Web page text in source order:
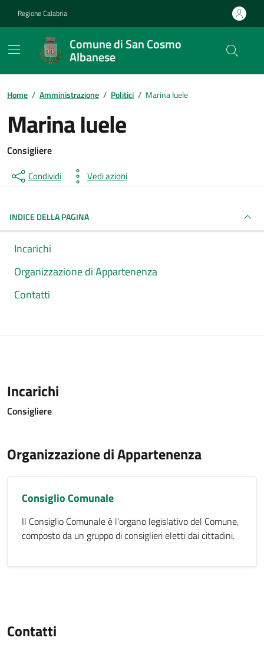
Regione Calabria
Comune di San Cosmo
Albanese
Home / Amministrazione / Politici / Marina Iuele
Marina Iuele
Consigliere
Condividi Vedi azioni
INDICE DELLA PAGINA
Incarichi
Organizzazione di Appartenenza
Contatti
Incarichi
Consigliere
Organizzazione di Appartenenza
Consiglio Comunale
Il Consiglio Comunale è l'organo legislativo del Comune,
composto da un gruppo di consiglieri eletti dai cittadini.
Contatti